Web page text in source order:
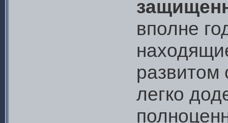
вполне
развитом
легко